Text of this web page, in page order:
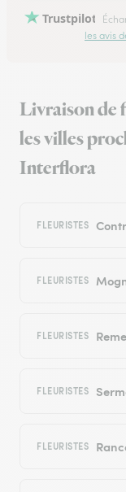
Trustpilot
les avis
Livraison de
les villes
Interflora
FLEURISTES
FLEURISTES
FLEURISTES
FLEURISTES
FLEURISTES